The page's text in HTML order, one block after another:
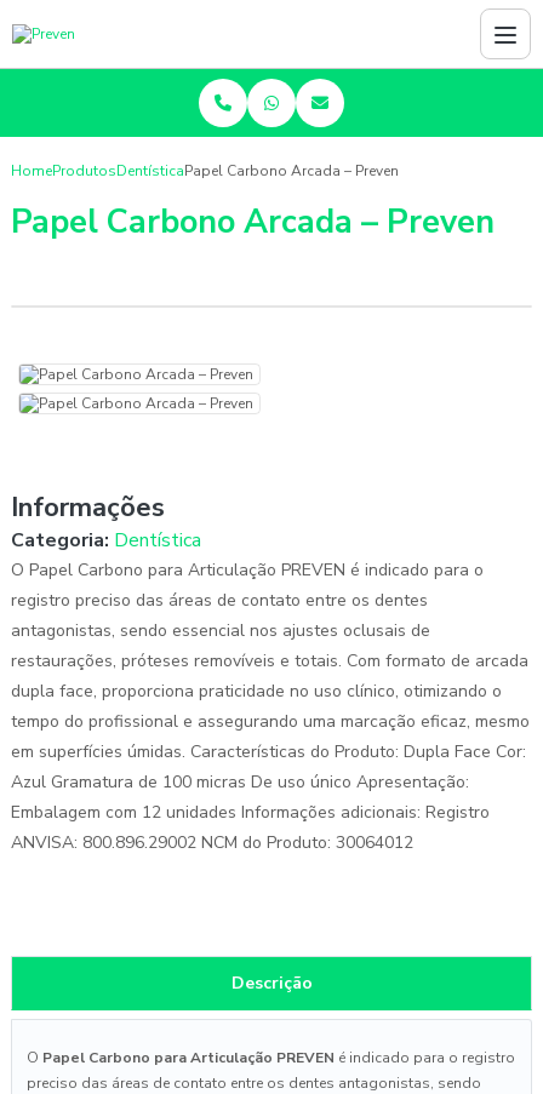
HomeProdutosDentísticaPapel Carbono Arcada – Preven
Papel Carbono Arcada – Preven
Informações
Categoria: Dentística
O Papel Carbono para Articulação PREVEN é indicado para o
registro preciso das áreas de contato entre os dentes
antagonistas, sendo essencial nos ajustes oclusais de
restaurações, próteses removíveis e totais. Com formato de arcada
dupla face, proporciona praticidade no uso clínico, otimizando o
tempo do profissional e assegurando uma marcação eficaz, mesmo
em superfícies úmidas. Características do Produto: Dupla Face Cor:
Azul Gramatura de 100 micras De uso único Apresentação:
Embalagem com 12 unidades Informações adicionais: Registro
ANVISA: 800.896.29002 NCM do Produto: 30064012
Descrição
O Papel Carbono para Articulação PREVEN é indicado para o registro
preciso das áreas de contato entre os dentes antagonistas, sendo